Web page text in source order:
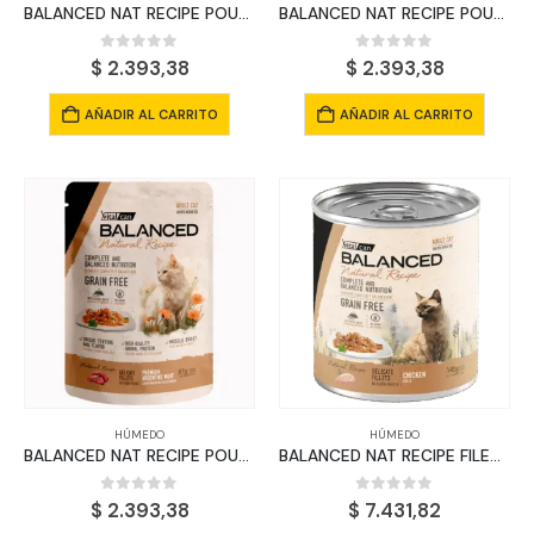
BALANCED NAT RECIPE POUCH GATO ADULTO POLLO X 85 GRS
0out of 5
$ 2.393,38
AÑADIR AL CARRITO
BALANCED NAT RECIPE POUCH GATO ADULTO CORDERO X 85 GRS
0out of 5
$ 2.393,38
AÑADIR AL CARRITO
HÚMEDO
BALANCED NAT RECIPE POUCH GATO ADULTO CARNE X 85 GRS
0out of 5
$ 2.393,38
HÚMEDO
BALANCED NAT RECIPE FILETES POLLO GATO ADULTO X 340 GRS
0out of 5
$ 7.431,82